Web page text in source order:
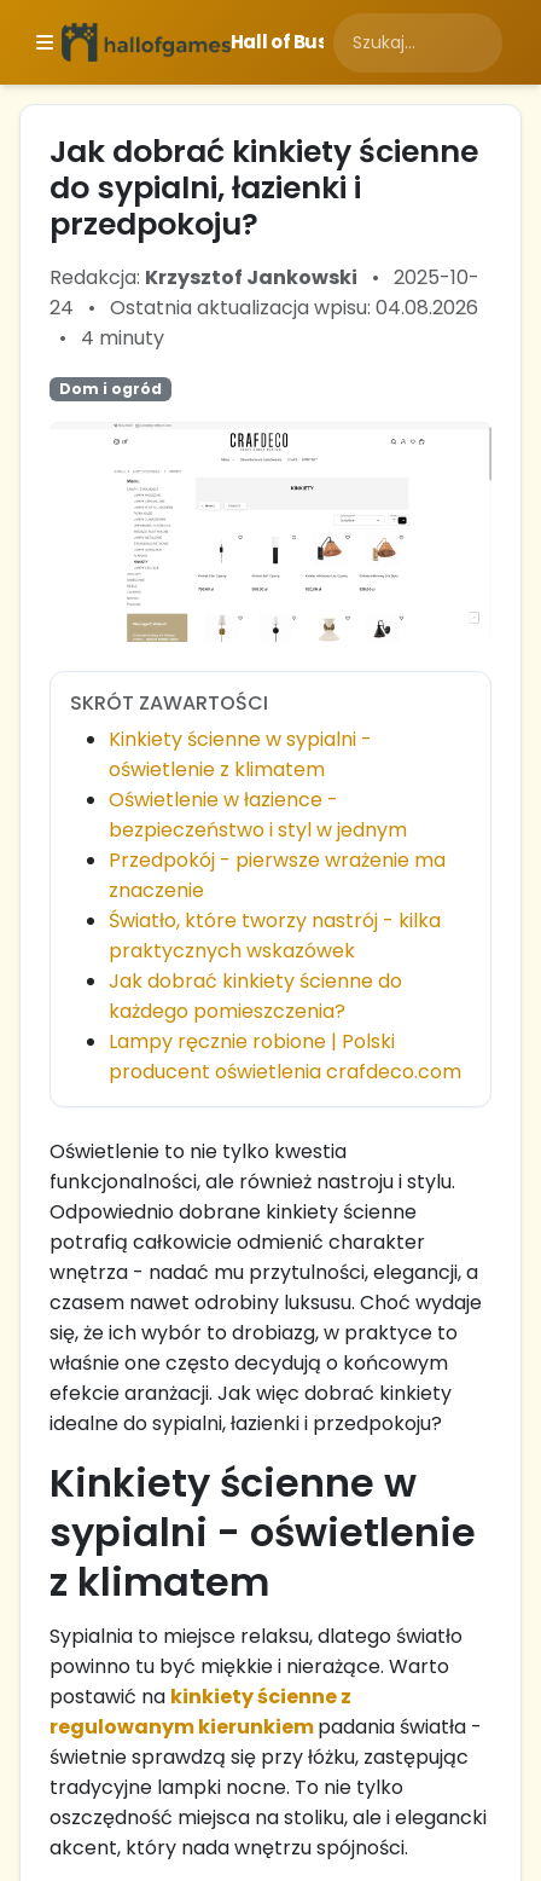
Hall of Business
Jak dobrać kinkiety ścienne
do sypialni, łazienki i
przedpokoju?
Redakcja: Krzysztof Jankowski • 2025-10-
24
• Ostatnia aktualizacja wpisu: 04.08.2026
•
4 minuty
Dom i ogród
SKRÓT ZAWARTOŚCI
Kinkiety ścienne w sypialni -
oświetlenie z klimatem
Oświetlenie w łazience -
bezpieczeństwo i styl w jednym
Przedpokój - pierwsze wrażenie ma
znaczenie
Światło, które tworzy nastrój - kilka
praktycznych wskazówek
Jak dobrać kinkiety ścienne do
każdego pomieszczenia?
Lampy ręcznie robione | Polski
producent oświetlenia crafdeco.com
Oświetlenie to nie tylko kwestia
funkcjonalności, ale również nastroju i stylu.
Odpowiednio dobrane kinkiety ścienne
potrafią całkowicie odmienić charakter
wnętrza - nadać mu przytulności, elegancji, a
czasem nawet odrobiny luksusu. Choć wydaje
się, że ich wybór to drobiazg, w praktyce to
właśnie one często decydują o końcowym
efekcie aranżacji. Jak więc dobrać kinkiety
idealne do sypialni, łazienki i przedpokoju?
Kinkiety ścienne w
sypialni - oświetlenie
z klimatem
Sypialnia to miejsce relaksu, dlatego światło
powinno tu być miękkie i nierażące. Warto
postawić na kinkiety ścienne z
regulowanym kierunkiempadania światła -
świetnie sprawdzą się przy łóżku, zastępując
tradycyjne lampki nocne. To nie tylko
oszczędność miejsca na stoliku, ale i elegancki
akcent, który nada wnętrzu spójności.